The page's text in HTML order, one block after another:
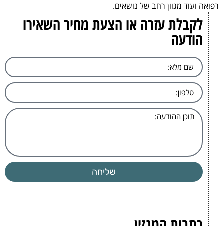
רפואה ועוד מגוון רחב של נושאים.
לקבלת עזרה או הצעת מחיר השאירו
הודעה
שליחה